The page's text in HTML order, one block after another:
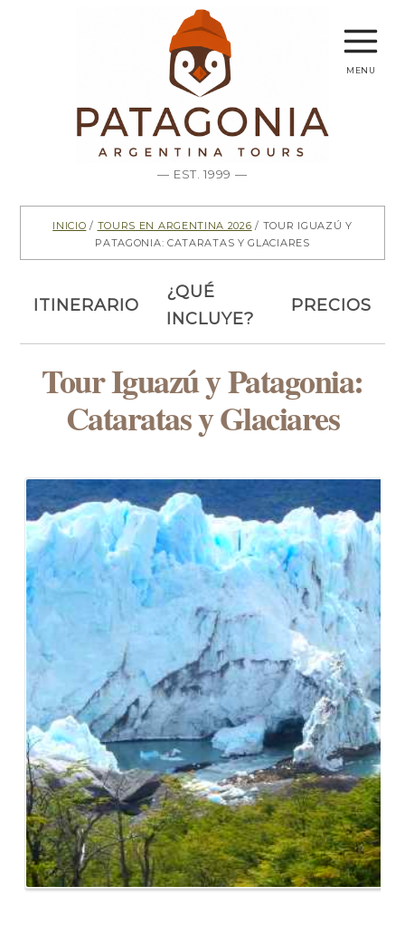
— EST. 1999 —
menu
Inicio / Tours en Argentina 2026 / Tour Iguazú y
Patagonia: Cataratas y Glaciares
Itinerario
¿Qué
incluye?
Precios
Tour Iguazú y Patagonia:
Cataratas y Glaciares